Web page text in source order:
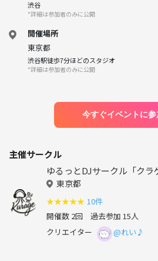
渋谷
*詳細は参加者のみに公開
開催場所
東京都
渋谷駅徒歩7分ほどのスタジオ
*詳細は参加者のみに公開
今すぐイベントに参
主催サークル
ゆるっとDJサークル「ク
東京都
★★★★★ 10件
開催数 2回 過去参加 15人
クリエイター
@れい♪